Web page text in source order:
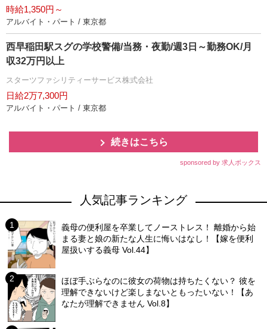
時給1,350円～
アルバイト・パート / 東京都
西早稲田駅スグの学校警備/当務・夜勤/週3日～勤務OK/月
収32万円以上
スターツファシリティーサービス株式会社
日給2万7,300円
アルバイト・パート / 東京都
続きはこちら
sponsored by 求人ボックス
人気記事ランキング
義母の便利屋を卒業してノーストレス！ 離婚から始
まる妻と娘の新たな人生に悔いはなし！【嫁を便利
屋扱いする義母 Vol.44】
ほぼ手ぶらなのに彼女の荷物は持ちたくない？ 彼を
理解できないけど楽しまないともったいない！【あ
なたが理解できません Vol.8】